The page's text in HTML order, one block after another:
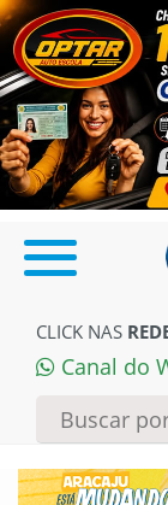
CLICK NAS
Canal do